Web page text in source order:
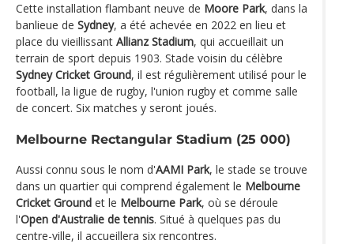
Cette installation flambant neuve de Moore Park, dans la
banlieue de Sydney, a été achevée en 2022 en lieu et
place du vieillissant Allianz Stadium, qui accueillait un
terrain de sport depuis 1903. Stade voisin du célèbre
Sydney Cricket Ground, il est régulièrement utilisé pour le
football, la ligue de rugby, l'union rugby et comme salle
de concert. Six matches y seront joués.
Melbourne Rectangular Stadium (25 000)
Aussi connu sous le nom d'AAMI Park, le stade se trouve
dans un quartier qui comprend également le Melbourne
Cricket Ground et le Melbourne Park, où se déroule
l'Open d'Australie de tennis. Situé à quelques pas du
centre-ville, il accueillera six rencontres.